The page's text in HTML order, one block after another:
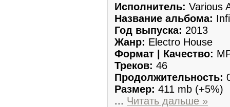
Исполнитель: Various
Название альбома:
Год выпуска: 2013
Жанр: Electro House
Формат | Качество:
Треков: 46
Продолжительность:
Размер: 411 mb (+5%)
... Читать дальше »